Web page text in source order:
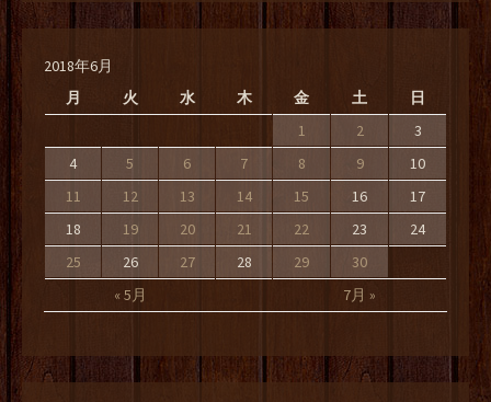
2018年6月
月
火 水 木 金 土 日
« 5月 7月 »
1 2
3
4
5 6 7 8 9
10
11
12 13 14 15 16
17
18
19 20 21 22 23
24
25
26 27 28 29 30